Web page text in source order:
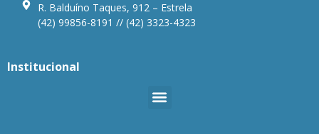
R. Balduíno Taques, 912 – Estrela
(42) 99856-8191 // (42) 3323-4323
Institucional